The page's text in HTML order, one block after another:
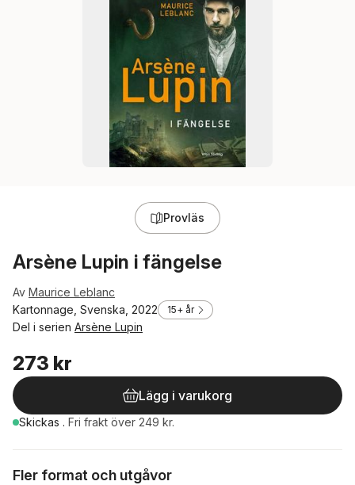
Provläs
Arsène Lupin i fängelse
Av Maurice Leblanc
Kartonnage, Svenska, 2022
15+ år
Del i serien Arsène Lupin
273 kr
Lägg i varukorg
Skickas . Fri frakt över 249 kr.
Fler format och utgåvor